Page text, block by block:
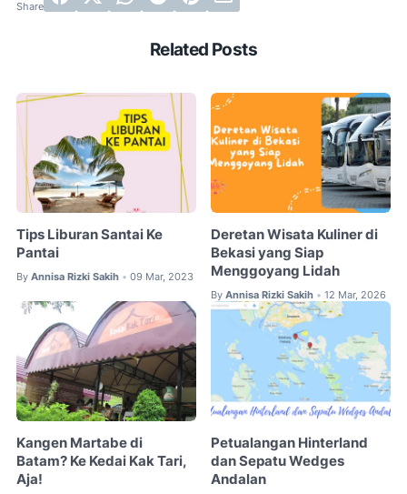
Related Posts
Tips Liburan Santai Ke
Pantai
By Annisa Rizki Sakih • 09 Mar, 2023
Deretan Wisata Kuliner di
Bekasi yang Siap
Menggoyang Lidah
By Annisa Rizki Sakih • 12 Mar, 2026
Kangen Martabe di
Batam? Ke Kedai Kak Tari,
Aja!
Petualangan Hinterland
dan Sepatu Wedges
Andalan